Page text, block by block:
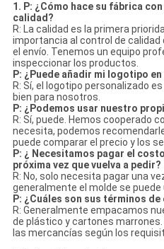
1. P: ¿Cómo hace su fábrica
calidad?
R: La calidad es la primera
importancia al control de
el envío. Tenemos un equipo
inspeccionar los productos.
P: ¿Puede añadir mi logotipo
R: Sí, el logotipo personalizado
bien para nosotros.
P: ¿Podemos usar nuestro
R: Sí, puede. Hemos cooperado
necesita, podemos
puede comparar el precio y los
P: ¿ Necesitamos pagar el
próxima vez que vuelva a pedir?
R: No, solo necesita pagar una
generalmente el molde se
P: ¿Cuáles son sus términos de
R: Generalmente empacamos
de plástico y cartones
las mercancías según los